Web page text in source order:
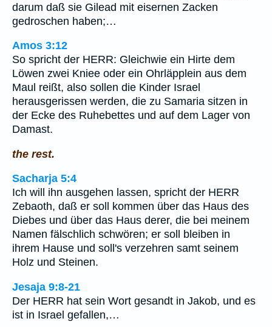
darum daß sie Gilead mit eisernen Zacken
gedroschen haben;…
Amos 3:12
So spricht der HERR: Gleichwie ein Hirte dem
Löwen zwei Kniee oder ein Ohrläpplein aus dem
Maul reißt, also sollen die Kinder Israel
herausgerissen werden, die zu Samaria sitzen in
der Ecke des Ruhebettes und auf dem Lager von
Damast.
the rest.
Sacharja 5:4
Ich will ihn ausgehen lassen, spricht der HERR
Zebaoth, daß er soll kommen über das Haus des
Diebes und über das Haus derer, die bei meinem
Namen fälschlich schwören; er soll bleiben in
ihrem Hause und soll's verzehren samt seinem
Holz und Steinen.
Jesaja 9:8-21
Der HERR hat sein Wort gesandt in Jakob, und es
ist in Israel gefallen,…